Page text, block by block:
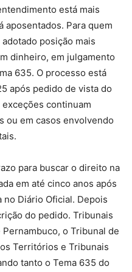
está mais
aposentados. Para quem
posição mais
dinheiro, em julgamento
635. O processo está
após pedido de vista do
continuam
ou em casos envolvendo
para buscar o direito na
em até cinco anos após
no Diário Oficial. Depois
do pedido. Tribunais
o Tribunal de
Territórios e Tribunais
tanto o Tema 635 do